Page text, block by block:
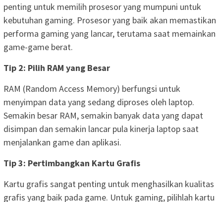
penting untuk memilih prosesor yang mumpuni untuk
kebutuhan gaming. Prosesor yang baik akan memastikan
performa gaming yang lancar, terutama saat memainkan
game-game berat.
Tip 2: Pilih RAM yang Besar
RAM (Random Access Memory) berfungsi untuk
menyimpan data yang sedang diproses oleh laptop.
Semakin besar RAM, semakin banyak data yang dapat
disimpan dan semakin lancar pula kinerja laptop saat
menjalankan game dan aplikasi.
Tip 3: Pertimbangkan Kartu Grafis
Kartu grafis sangat penting untuk menghasilkan kualitas
grafis yang baik pada game. Untuk gaming, pilihlah kartu